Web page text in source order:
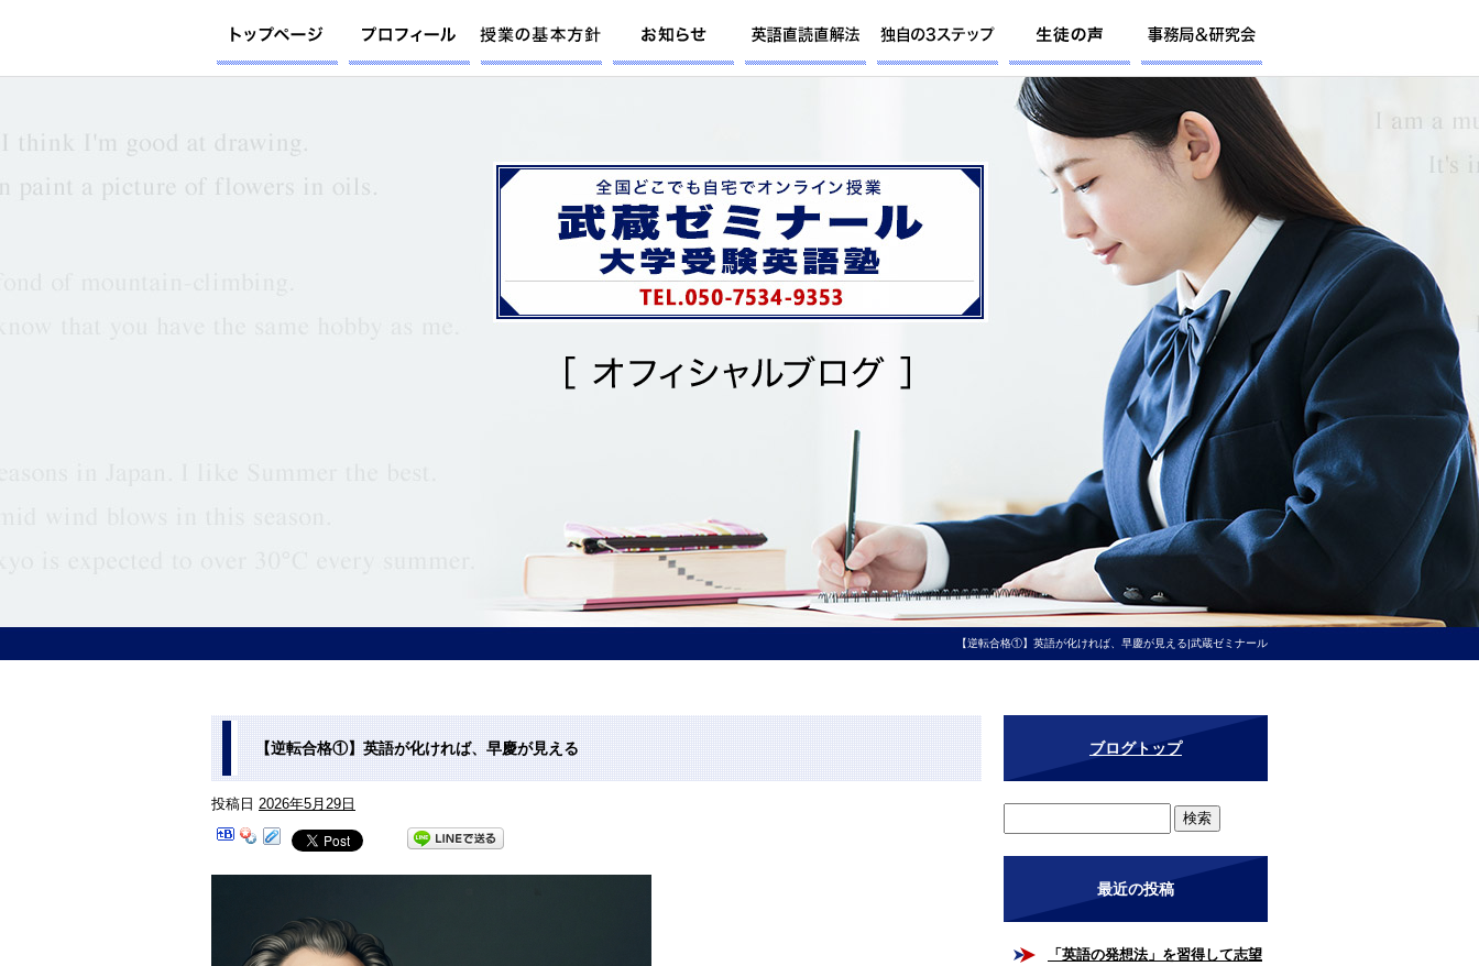
【逆転合格①】英語が化ければ、早慶が見える|武蔵ゼミナール
【逆転合格①】英語が化ければ、早慶が見える
投稿日 2026年5月29日
ブログトップ
最近の投稿
「英語の発想法」を習得して志望